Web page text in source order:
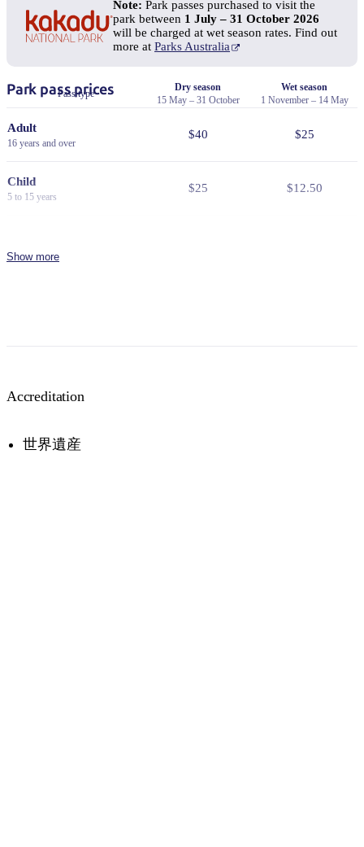
Note: Park passes purchased to visit the
park between 1 July – 31 October 2026
will be charged at wet season rates. Find out
more at Parks Australia
Park pass prices
Pass type
Dry season
15 May – 31 October
Wet season
1 November – 14 May
Adult
16 years and over
$40 $25
Child
5 to 15 years
$25 $12.50
2 adults and 2 or more children
Show more
Accreditation
世界遺産